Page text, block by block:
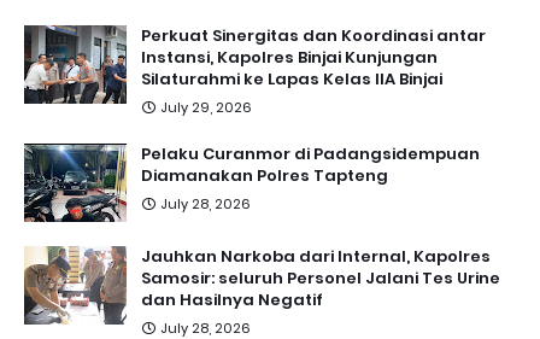
Perkuat Sinergitas dan Koordinasi antar
Instansi, Kapolres Binjai Kunjungan
Silaturahmi ke Lapas Kelas IIA Binjai
July 29, 2026
Pelaku Curanmor di Padangsidempuan
Diamanakan Polres Tapteng
July 28, 2026
Jauhkan Narkoba dari Internal, Kapolres
Samosir: seluruh Personel Jalani Tes Urine
dan Hasilnya Negatif
July 28, 2026